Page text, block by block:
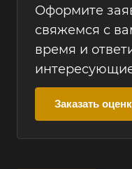
Оформите
свяжемся с
время и
Заказать